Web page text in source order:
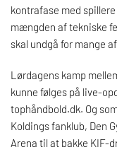
kontrafase med
mængden af tekniske
skal undgå for mange
Lørdagens kamp
kunne følges på live-
tophåndbold.dk. Og
Koldings fanklub, Den
Arena til at bakke KIF-